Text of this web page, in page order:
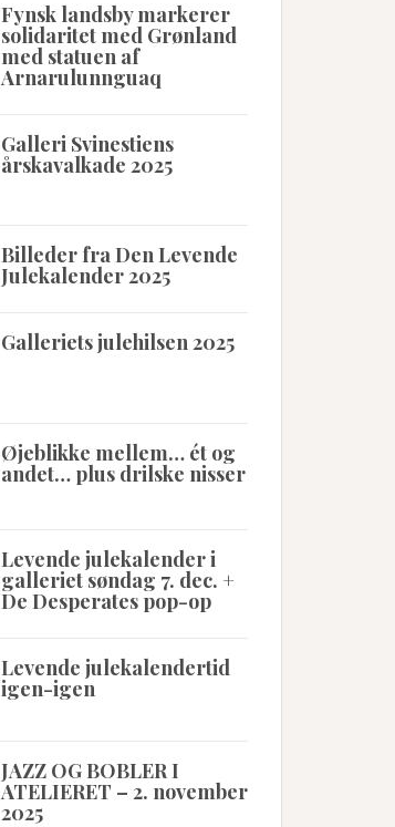
Fynsk landsby markerer
solidaritet med Grønland
med statuen af
Arnarulunnguaq
Galleri Svinestiens
årskavalkade 2025
Billeder fra Den Levende
Julekalender 2025
Galleriets julehilsen 2025
Øjeblikke mellem… ét og
andet… plus drilske nisser
Levende julekalender i
galleriet søndag 7. dec. +
De Desperates pop-op
Levende julekalendertid
igen-igen
JAZZ OG BOBLER I
ATELIERET – 2. november
2025